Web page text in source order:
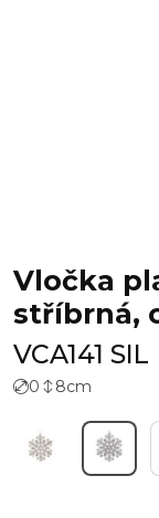
Vločka
stříbrná,
VCA141 SIL
0 8cm